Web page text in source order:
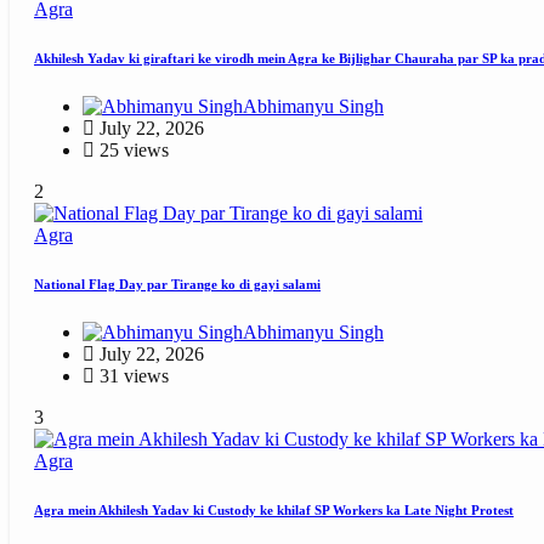
Agra
Akhilesh Yadav ki giraftari ke virodh mein Agra ke Bijlighar Chauraha par SP ka
Abhimanyu Singh
July 22, 2026
25 views
2
Agra
National Flag Day par Tirange ko di gayi salami
Abhimanyu Singh
July 22, 2026
31 views
3
Agra
Agra mein Akhilesh Yadav ki Custody ke khilaf SP Workers ka Late Night Protest